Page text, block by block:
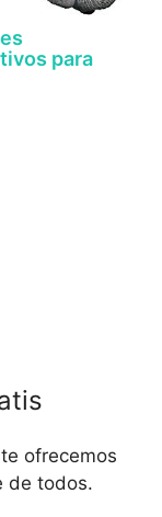
para
ofrecemos
de todos.